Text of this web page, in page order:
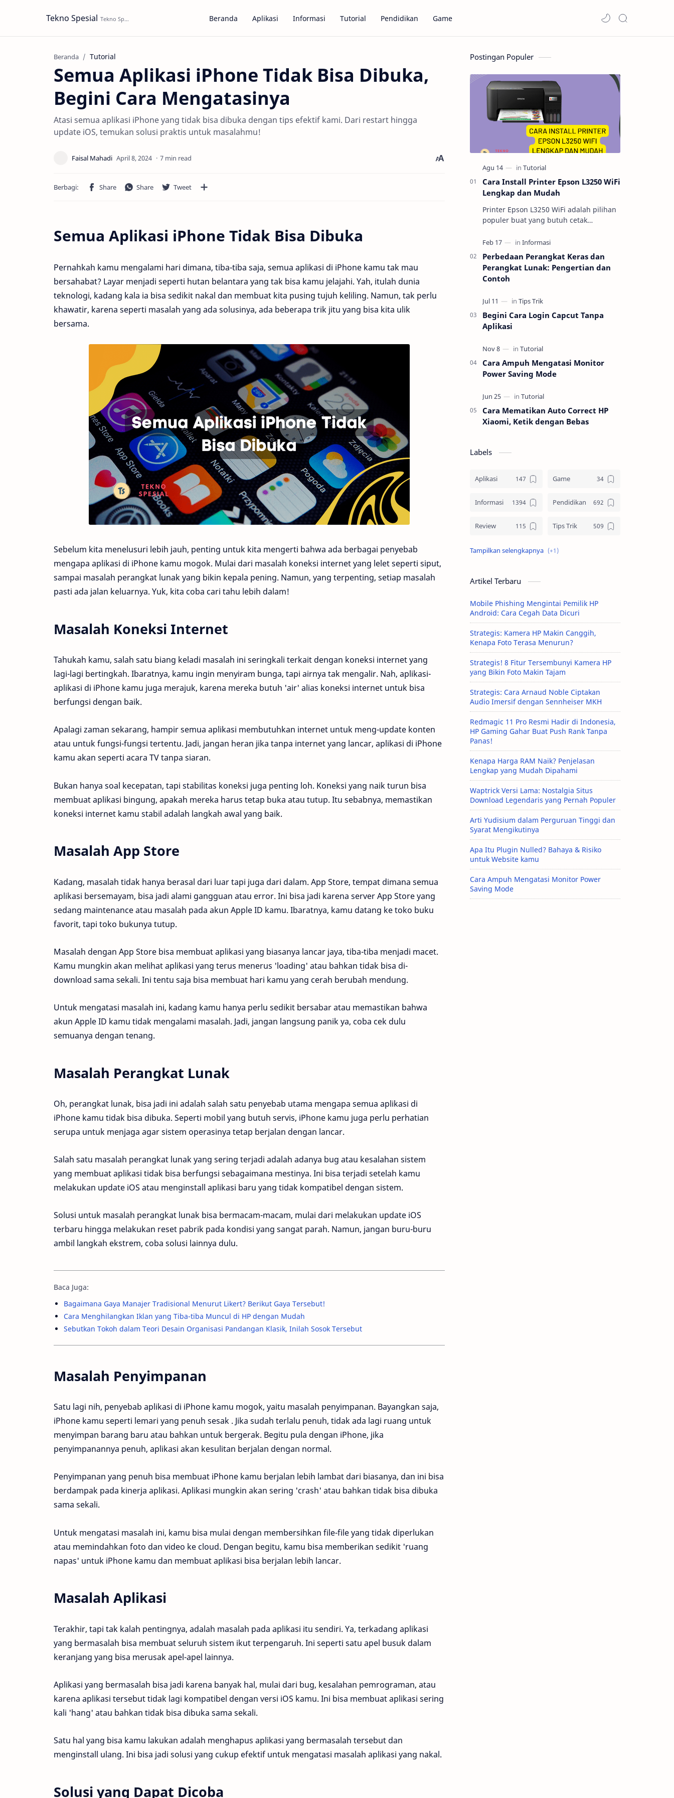
Tekno Spesial Beranda Aplikasi Informasi Tutorial Pendidikan Game
Beranda Tutorial
Semua Aplikasi iPhone Tidak Bisa Dibuka,
Begini Cara Mengatasinya
Atasi semua aplikasi iPhone yang tidak bisa dibuka dengan tips efektif kami. Dari restart hingga
update iOS, temukan solusi praktis untuk masalahmu!
7 min read
Semua Aplikasi iPhone Tidak Bisa Dibuka
Pernahkah kamu mengalami hari dimana, tiba-tiba saja, semua aplikasi di iPhone kamu tak mau
bersahabat? Layar menjadi seperti hutan belantara yang tak bisa kamu jelajahi. Yah, itulah dunia
teknologi, kadang kala ia bisa sedikit nakal dan membuat kita pusing tujuh keliling. Namun, tak perlu
khawatir, karena seperti masalah yang ada solusinya, ada beberapa trik jitu yang bisa kita ulik
bersama.
Sebelum kita menelusuri lebih jauh, penting untuk kita mengerti bahwa ada berbagai penyebab
mengapa aplikasi di iPhone kamu mogok. Mulai dari masalah koneksi internet yang lelet seperti siput,
sampai masalah perangkat lunak yang bikin kepala pening. Namun, yang terpenting, setiap masalah
pasti ada jalan keluarnya. Yuk, kita coba cari tahu lebih dalam!
Masalah Koneksi Internet
Tahukah kamu, salah satu biang keladi masalah ini seringkali terkait dengan koneksi internet yang
lagi-lagi bertingkah. Ibaratnya, kamu ingin menyiram bunga, tapi airnya tak mengalir. Nah, aplikasi-
aplikasi di iPhone kamu juga merajuk, karena mereka butuh 'air' alias koneksi internet untuk bisa
berfungsi dengan baik.
Apalagi zaman sekarang, hampir semua aplikasi membutuhkan internet untuk meng-update konten
atau untuk fungsi-fungsi tertentu. Jadi, jangan heran jika tanpa internet yang lancar, aplikasi di iPhone
kamu akan seperti acara TV tanpa siaran.
Bukan hanya soal kecepatan, tapi stabilitas koneksi juga penting loh. Koneksi yang naik turun bisa
membuat aplikasi bingung, apakah mereka harus tetap buka atau tutup. Itu sebabnya, memastikan
koneksi internet kamu stabil adalah langkah awal yang baik.
Masalah App Store
Kadang, masalah tidak hanya berasal dari luar tapi juga dari dalam. App Store, tempat dimana semua
aplikasi bersemayam, bisa jadi alami gangguan atau error. Ini bisa jadi karena server App Store yang
sedang maintenance atau masalah pada akun Apple ID kamu. Ibaratnya, kamu datang ke toko buku
favorit, tapi toko bukunya tutup.
Masalah dengan App Store bisa membuat aplikasi yang biasanya lancar jaya, tiba-tiba menjadi macet.
Kamu mungkin akan melihat aplikasi yang terus menerus 'loading' atau bahkan tidak bisa di-
download sama sekali. Ini tentu saja bisa membuat hari kamu yang cerah berubah mendung.
Untuk mengatasi masalah ini, kadang kamu hanya perlu sedikit bersabar atau memastikan bahwa
akun Apple ID kamu tidak mengalami masalah. Jadi, jangan langsung panik ya, coba cek dulu
semuanya dengan tenang.
Masalah Perangkat Lunak
Oh, perangkat lunak, bisa jadi ini adalah salah satu penyebab utama mengapa semua aplikasi di
iPhone kamu tidak bisa dibuka. Seperti mobil yang butuh servis, iPhone kamu juga perlu perhatian
serupa untuk menjaga agar sistem operasinya tetap berjalan dengan lancar.
Salah satu masalah perangkat lunak yang sering terjadi adalah adanya bug atau kesalahan sistem
yang membuat aplikasi tidak bisa berfungsi sebagaimana mestinya. Ini bisa terjadi setelah kamu
melakukan update iOS atau menginstall aplikasi baru yang tidak kompatibel dengan sistem.
Solusi untuk masalah perangkat lunak bisa bermacam-macam, mulai dari melakukan update iOS
terbaru hingga melakukan reset pabrik pada kondisi yang sangat parah. Namun, jangan buru-buru
ambil langkah ekstrem, coba solusi lainnya dulu.
Baca Juga:
Bagaimana Gaya Manajer Tradisional Menurut Likert? Berikut Gaya Tersebut!
Cara Menghilangkan Iklan yang Tiba-tiba Muncul di HP dengan Mudah
Sebutkan Tokoh dalam Teori Desain Organisasi Pandangan Klasik, Inilah Sosok Tersebut
Masalah Penyimpanan
Satu lagi nih, penyebab aplikasi di iPhone kamu mogok, yaitu masalah penyimpanan. Bayangkan saja,
iPhone kamu seperti lemari yang penuh sesak . Jika sudah terlalu penuh, tidak ada lagi ruang untuk
menyimpan barang baru atau bahkan untuk bergerak. Begitu pula dengan iPhone, jika
penyimpanannya penuh, aplikasi akan kesulitan berjalan dengan normal.
Penyimpanan yang penuh bisa membuat iPhone kamu berjalan lebih lambat dari biasanya, dan ini bisa
berdampak pada kinerja aplikasi. Aplikasi mungkin akan sering 'crash' atau bahkan tidak bisa dibuka
sama sekali.
Untuk mengatasi masalah ini, kamu bisa mulai dengan membersihkan file-file yang tidak diperlukan
atau memindahkan foto dan video ke cloud. Dengan begitu, kamu bisa memberikan sedikit 'ruang
napas' untuk iPhone kamu dan membuat aplikasi bisa berjalan lebih lancar.
Masalah Aplikasi
Terakhir, tapi tak kalah pentingnya, adalah masalah pada aplikasi itu sendiri. Ya, terkadang aplikasi
yang bermasalah bisa membuat seluruh sistem ikut terpengaruh. Ini seperti satu apel busuk dalam
keranjang yang bisa merusak apel-apel lainnya.
Aplikasi yang bermasalah bisa jadi karena banyak hal, mulai dari bug, kesalahan pemrograman, atau
karena aplikasi tersebut tidak lagi kompatibel dengan versi iOS kamu. Ini bisa membuat aplikasi sering
kali 'hang' atau bahkan tidak bisa dibuka sama sekali.
Satu hal yang bisa kamu lakukan adalah menghapus aplikasi yang bermasalah tersebut dan
menginstall ulang. Ini bisa jadi solusi yang cukup efektif untuk mengatasi masalah aplikasi yang nakal.
Solusi yang Dapat Dicoba
Postingan Populer
Cara Install Printer Epson L3250 WiFi
Lengkap dan Mudah
Printer Epson L3250 WiFi adalah pilihan
populer buat yang butuh cetak
fitur cetak nirkabel, perangkat ini bisa
lang…
Perbedaan Perangkat Keras dan
Perangkat Lunak: Pengertian dan
Contoh
Begini Cara Login Capcut Tanpa
Aplikasi
Cara Ampuh Mengatasi Monitor
Power Saving Mode
Cara Mematikan Auto Correct HP
Xiaomi, Ketik dengan Bebas
Labels
Aplikasi Game
Informasi Pendidikan
Review Tips Trik
Tutorial
Artikel Terbaru
Mobile Phishing Mengintai Pemilik HP
Android: Cara Cegah Data Dicuri
Strategis: Kamera HP Makin Canggih,
Kenapa Foto Terasa Menurun?
Strategis! 8 Fitur Tersembunyi Kamera HP
yang Bikin Foto Makin Tajam
Strategis: Cara Arnaud Noble Ciptakan
Audio Imersif dengan Sennheiser MKH
Redmagic 11 Pro Resmi Hadir di Indonesia,
HP Gaming Gahar Buat Push Rank Tanpa
Panas!
Kenapa Harga RAM Naik? Penjelasan
Lengkap yang Mudah Dipahami
Waptrick Versi Lama: Nostalgia Situs
Download Legendaris yang Pernah Populer
Arti Yudisium dalam Perguruan Tinggi dan
Syarat Mengikutinya
Apa Itu Plugin Nulled? Bahaya & Risiko
untuk Website kamu
Cara Ampuh Mengatasi Monitor Power
Saving Mode